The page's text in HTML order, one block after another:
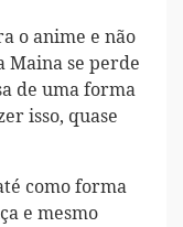
o anime e não
Maina se perde
de uma forma
isso, quase
como forma
e mesmo